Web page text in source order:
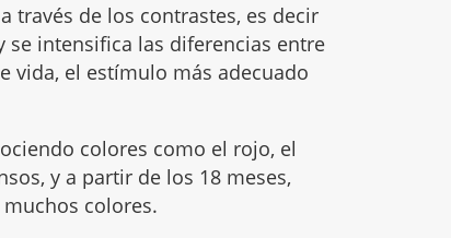
través de los contrastes, es decir
intensifica las diferencias entre
vida, el estímulo más adecuado
colores como el rojo, el
y a partir de los 18 meses,
colores.